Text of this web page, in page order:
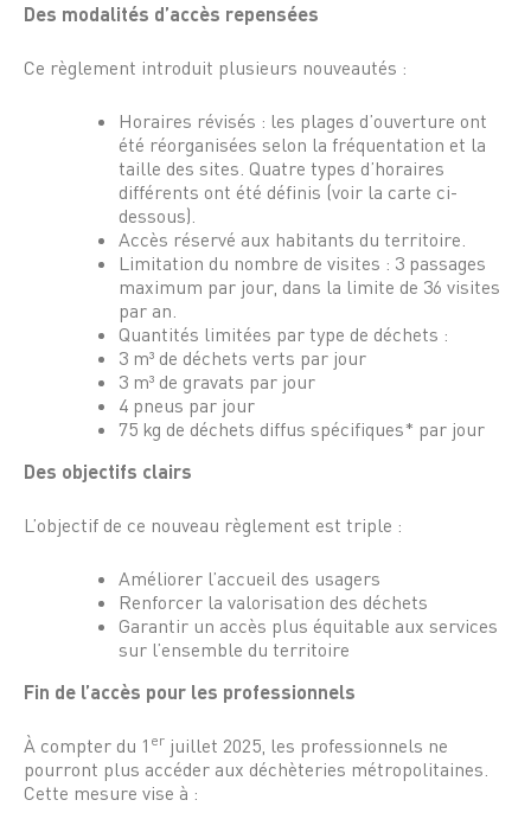
Des modalités d’accès repensées
Ce règlement introduit plusieurs nouveautés :
Horaires révisés : les plages d’ouverture ont
été réorganisées selon la fréquentation et la
taille des sites. Quatre types d’horaires
différents ont été définis (voir la carte ci-
dessous).
Accès réservé aux habitants du territoire.
Limitation du nombre de visites : 3 passages
maximum par jour, dans la limite de 36 visites
par an.
Quantités limitées par type de déchets :
3 m³ de déchets verts par jour
3 m³ de gravats par jour
4 pneus par jour
75 kg de déchets diffus spécifiques* par jour
Des objectifs clairs
L’objectif de ce nouveau règlement est triple :
Améliorer l’accueil des usagers
Renforcer la valorisation des déchets
Garantir un accès plus équitable aux services
sur l’ensemble du territoire
Fin de l’accès pour les professionnels
À compter du 1 er juillet 2025, les professionnels ne
pourront plus accéder aux déchèteries métropolitaines.
Cette mesure vise à :